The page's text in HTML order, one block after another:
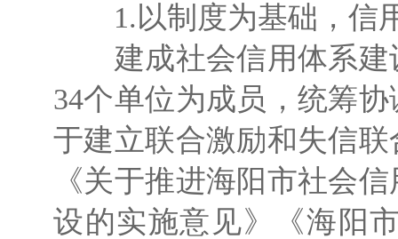
1.以制度为基础，信
建成社会信用体系建
34个单位为成员，统筹
于建立联合激励和失信
《关于推进海阳市社会
设的实施意见》《海阳